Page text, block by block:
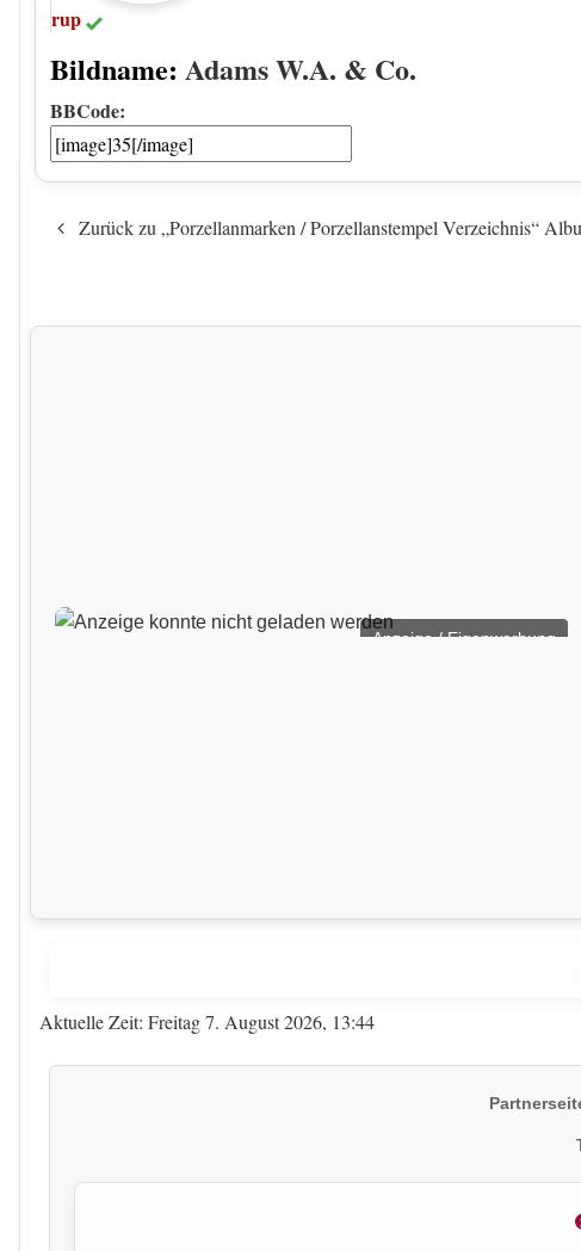
rup
Bildname: Adams W.A. & Co.
BBCode:
Zurück zu „Porzellanmarken / Porzellanstempel Verzeichnis“
Anzeige / Eigenwerbung
Aktuelle Zeit: Freitag 7. August 2026, 13:44